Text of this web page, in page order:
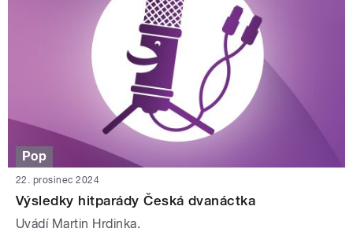
Pop
22. prosinec 2024
Výsledky hitparády Česká dvanáctka
Uvádí Martin Hrdinka.